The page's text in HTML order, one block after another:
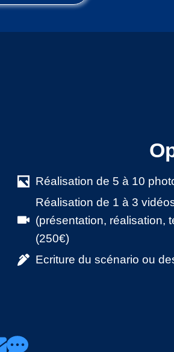
Réalisation de 5 à 10
Réalisation de 1 à 3
(présentation, réalisation,
(250€)
Ecriture du scénario ou